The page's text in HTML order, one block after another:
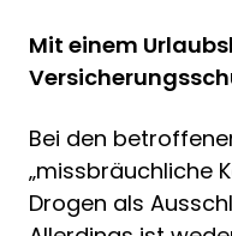
Mit einem
Bei den
„missbräuchliche
Drogen als